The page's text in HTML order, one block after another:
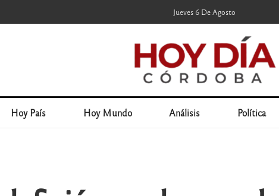
Jueves 6 De Agosto
Hoy País Hoy Mundo Análisis Política